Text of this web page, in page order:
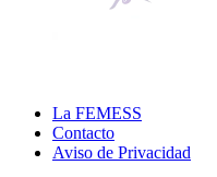
La FEMESS
Contacto
Aviso de Privacidad